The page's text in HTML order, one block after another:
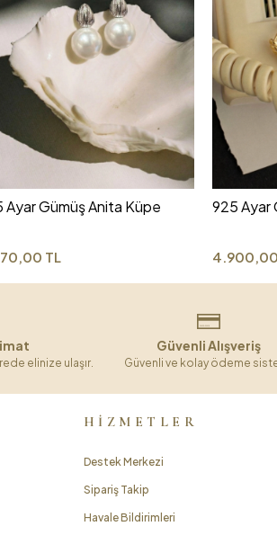
Ayar Gümüş Anita Küpe
TL
925 Ayar
elinize ulaşır.
Güvenli Alışveriş
Güvenli ve kolay ödeme
HİZMETLER
Destek Merkezi
Sipariş Takip
Havale Bildirimleri